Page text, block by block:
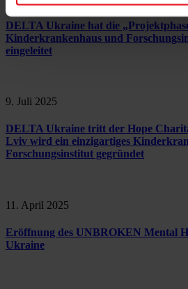
DELTA Ukraine hat die
Kinderkrankenhaus und
eingeleitet
9. Juli 2025
DELTA Ukraine tritt der Hope
Lviv wird ein einzigartiges
Forschungsinstitut gegründet
11. April 2025
Eröffnung des UNBROKEN Mental
Ukraine